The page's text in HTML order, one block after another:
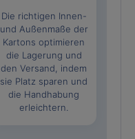
Die richtigen Innen-
und Außenmaße der
Kartons optimieren
die Lagerung und
den Versand, indem
sie Platz sparen und
die Handhabung
erleichtern.